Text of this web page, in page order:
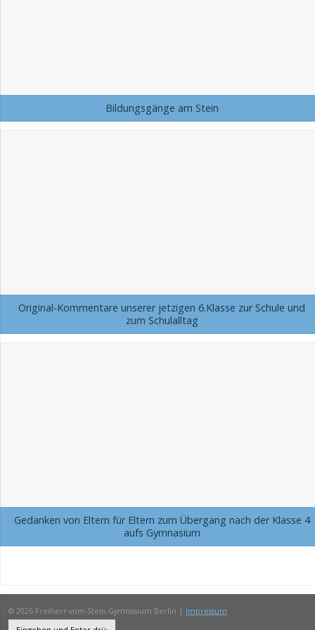
Bildungsgänge am Stein
Original-Kommentare unserer jetzigen 6.Klasse zur Schule und
zum Schulalltag
Gedanken von Eltern für Eltern zum Übergang nach der Klasse 4
aufs Gymnasium
© 2026 Freiherr-vom-Stein-Gymnasium Berlin | Impressum